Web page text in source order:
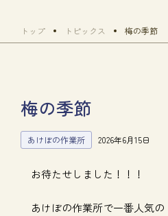
トップ トピックス 梅の季節
梅の季節
あけぼの作業所 2026年6月15日
お待たせしました！！！
あけぼの作業所で一番人気の